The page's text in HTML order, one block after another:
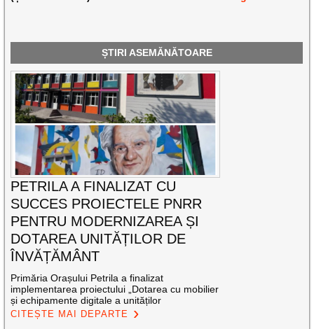
ȘTIRI ASEMĂNĂTOARE
PETRILA A FINALIZAT CU
SUCCES PROIECTELE PNRR
PENTRU MODERNIZAREA ȘI
DOTAREA UNITĂȚILOR DE
ÎNVĂȚĂMÂNT
Primăria Orașului Petrila a finalizat
implementarea proiectului „Dotarea cu mobilier
și echipamente digitale a unităților
CITEȘTE MAI DEPARTE